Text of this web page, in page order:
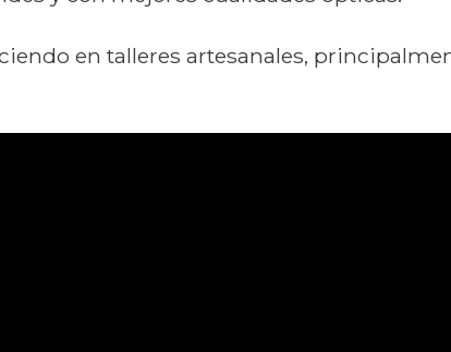
en talleres artesanales,